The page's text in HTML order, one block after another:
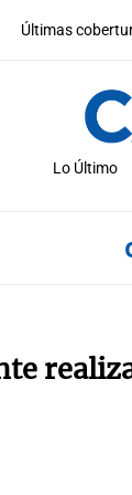
Últimas
Lo Último